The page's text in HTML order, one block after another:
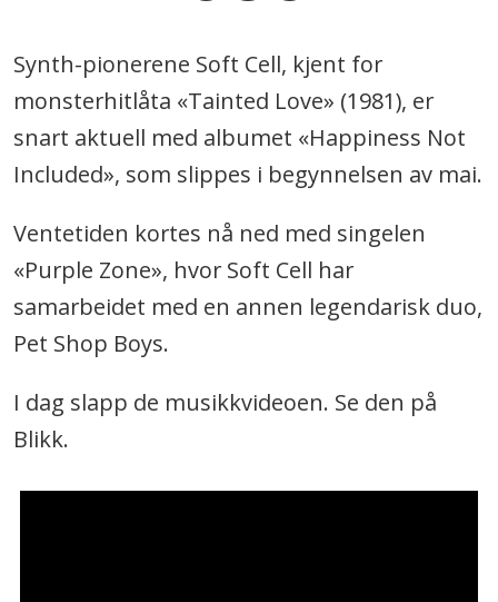
Synth-pionerene Soft Cell, kjent for
monsterhitlåta «Tainted Love» (1981), er
snart aktuell med albumet «Happiness Not
Included», som slippes i begynnelsen av mai.
Ventetiden kortes nå ned med singelen
«Purple Zone», hvor Soft Cell har
samarbeidet med en annen legendarisk duo,
Pet Shop Boys.
I dag slapp de musikkvideoen. Se den på
Blikk.